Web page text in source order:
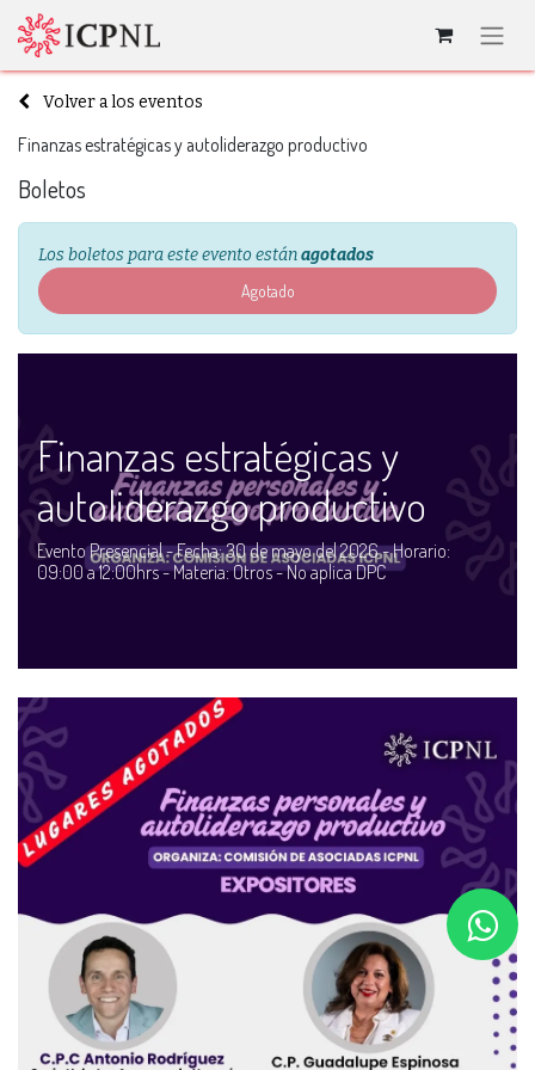
Volver a los eventos
Finanzas estratégicas y autoliderazgo productivo
Boletos
Los boletos para este evento estánagotados
Agotado
Finanzas estratégicas y
autoliderazgo productivo
Evento Presencial - Fecha: 30 de mayo del 2026 - Horario:
09:00 a 12:00hrs - Materia: Otros - No aplica DPC